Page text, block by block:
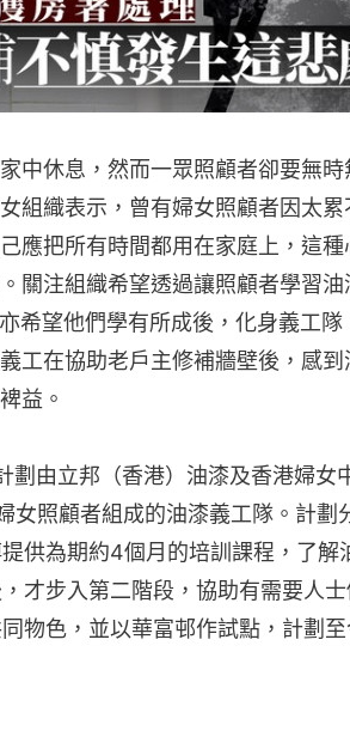
中休息，然而一眾照顧者卻要無時
組織表示，曾有婦女照顧者因太累
應把所有時間都用在家庭上，這種
關注組織希望透過讓照顧者學習油
希望他們學有所成後，化身義工隊
工在協助老戶主修補牆壁後，感到
益。
劃由立邦（香港）油漆及香港婦女
女照顧者組成的油漆義工隊。計劃
供為期約4個月的培訓課程，了解
才步入第二階段，協助有需要人
物色，並以華富邨作試點，計劃